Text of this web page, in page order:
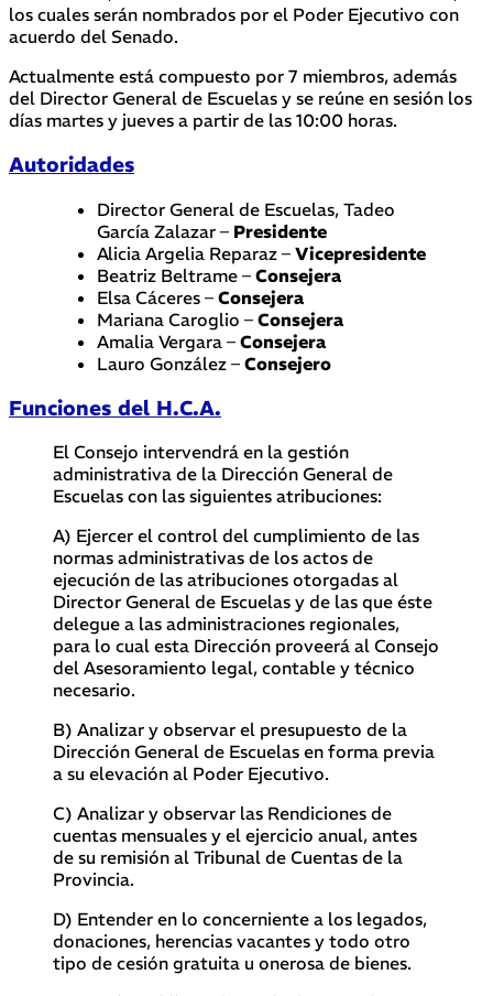
los cuales serán nombrados por el Poder Ejecutivo con
acuerdo del Senado.
Actualmente está compuesto por 7 miembros, además
del Director General de Escuelas y se reúne en sesión los
días martes y jueves a partir de las 10:00 horas.
Autoridades
Director General de Escuelas, Tadeo
García Zalazar – Presidente
Alicia Argelia Reparaz – Vicepresidente
Beatriz Beltrame – Consejera
Elsa Cáceres – Consejera
Mariana Caroglio – Consejera
Amalia Vergara – Consejera
Lauro González – Consejero
Funciones del H.C.A.
El Consejo intervendrá en la gestión
administrativa de la Dirección General de
Escuelas con las siguientes atribuciones:
A) Ejercer el control del cumplimiento de las
normas administrativas de los actos de
ejecución de las atribuciones otorgadas al
Director General de Escuelas y de las que éste
delegue a las administraciones regionales,
para lo cual esta Dirección proveerá al Consejo
del Asesoramiento legal, contable y técnico
necesario.
B) Analizar y observar el presupuesto de la
Dirección General de Escuelas en forma previa
a su elevación al Poder Ejecutivo.
C) Analizar y observar las Rendiciones de
cuentas mensuales y el ejercicio anual, antes
de su remisión al Tribunal de Cuentas de la
Provincia.
D) Entender en lo concerniente a los legados,
donaciones, herencias vacantes y todo otro
tipo de cesión gratuita u onerosa de bienes.